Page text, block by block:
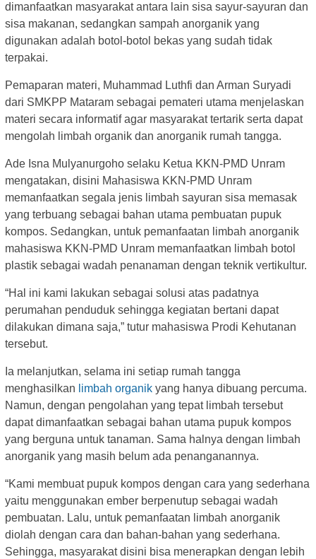
dimanfaatkan masyarakat antara lain sisa sayur-sayuran dan
sisa makanan, sedangkan sampah anorganik yang
digunakan adalah botol-botol bekas yang sudah tidak
terpakai.
Pemaparan materi, Muhammad Luthfi dan Arman Suryadi
dari SMKPP Mataram sebagai pemateri utama menjelaskan
materi secara informatif agar masyarakat tertarik serta dapat
mengolah limbah organik dan anorganik rumah tangga.
Ade Isna Mulyanurgoho selaku Ketua KKN-PMD Unram
mengatakan, disini Mahasiswa KKN-PMD Unram
memanfaatkan segala jenis limbah sayuran sisa memasak
yang terbuang sebagai bahan utama pembuatan pupuk
kompos. Sedangkan, untuk pemanfaatan limbah anorganik
mahasiswa KKN-PMD Unram memanfaatkan limbah botol
plastik sebagai wadah penanaman dengan teknik vertikultur.
“Hal ini kami lakukan sebagai solusi atas padatnya
perumahan penduduk sehingga kegiatan bertani dapat
dilakukan dimana saja,” tutur mahasiswa Prodi Kehutanan
tersebut.
Ia melanjutkan, selama ini setiap rumah tangga
menghasilkan limbah organik yang hanya dibuang percuma.
Namun, dengan pengolahan yang tepat limbah tersebut
dapat dimanfaatkan sebagai bahan utama pupuk kompos
yang berguna untuk tanaman. Sama halnya dengan limbah
anorganik yang masih belum ada penanganannya.
“Kami membuat pupuk kompos dengan cara yang sederhana
yaitu menggunakan ember berpenutup sebagai wadah
pembuatan. Lalu, untuk pemanfaatan limbah anorganik
diolah dengan cara dan bahan-bahan yang sederhana.
Sehingga, masyarakat disini bisa menerapkan dengan lebih